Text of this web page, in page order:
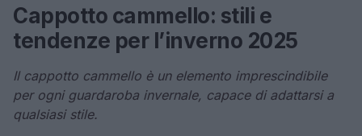
Cappotto cammello: stili e
tendenze per l’inverno 2025
Il cappotto cammello è un elemento imprescindibile
per ogni guardaroba invernale, capace di adattarsi a
qualsiasi stile.